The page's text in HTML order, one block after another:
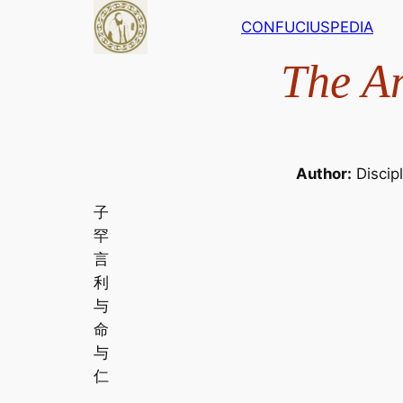
CONFUCIUSPEDIA
The
Author:
子
罕
言
利
与
命
与
仁
。